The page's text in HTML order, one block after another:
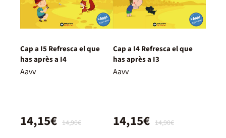
Cap a I5 Refresca el que
has après a I4
Aavv
14,90€
14,15€
Cap a I4 Refresca el que
has après a I3
Aavv
14,90€
14,15€